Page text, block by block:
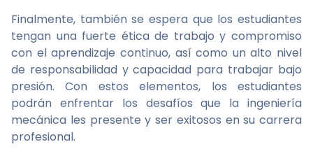
Finalmente, también se espera que los estudiantes
tengan una fuerte ética de trabajo y compromiso
con el aprendizaje continuo, así como un alto nivel
de responsabilidad y capacidad para trabajar bajo
presión. Con estos elementos, los estudiantes
podrán enfrentar los desafíos que la ingeniería
mecánica les presente y ser exitosos en su carrera
profesional.